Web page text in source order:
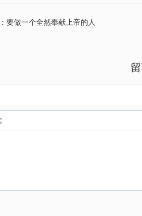
要做一个全然奉献上帝的人